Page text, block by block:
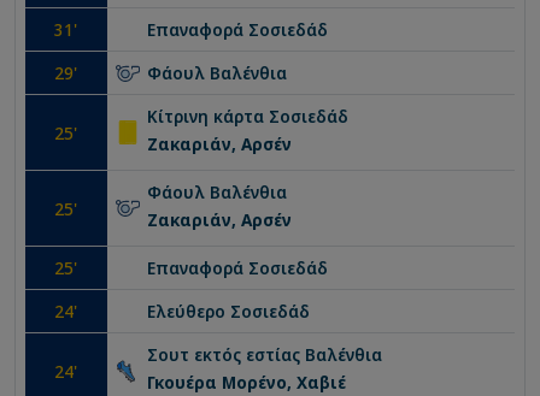
31 ' Επαναφορά Σοσιεδάδ
29' Φάουλ Βαλένθια
25'
Κίτρινη κάρτα Σοσιεδάδ
Ζακαριάν, Αρσέν
25'
Φάουλ Βαλένθια
Ζακαριάν, Αρσέν
25' Επαναφορά Σοσιεδάδ
24' Ελεύθερο Σοσιεδάδ
24'
Σουτ εκτός εστίας Βαλένθια
Γκουέρα Μορένο, Χαβιέ